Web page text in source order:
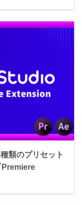
類のプリセット
Premiere